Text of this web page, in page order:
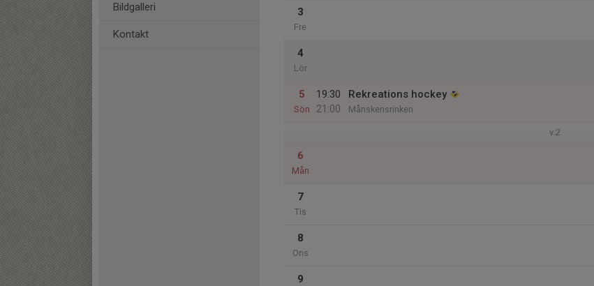
Bildgalleri
Kontakt
3
Fre
4
Lör
5
Sön
19:30
21:00
Rekreations hockey
Månskensrinken
v.2
6
Mån
7
Tis
8
Ons
9